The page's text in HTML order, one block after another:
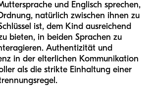
und Englisch sprechen,
natürlich zwischen ihnen zu
ist, dem Kind ausreichend
bieten, in beiden Sprachen zu
Authentizität und
in der elterlichen Kommunikation
als die strikte Einhaltung einer